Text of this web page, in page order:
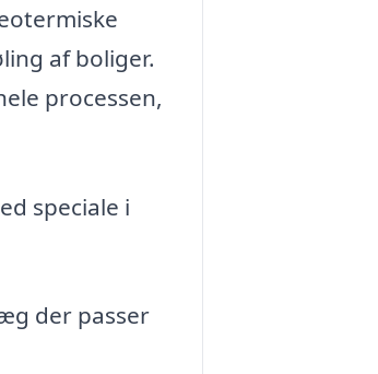
af boliger.
processen,
speciale i
der passer